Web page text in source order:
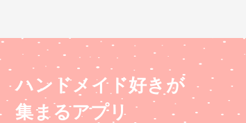
ハンドメイド好きが
集まるアプリ